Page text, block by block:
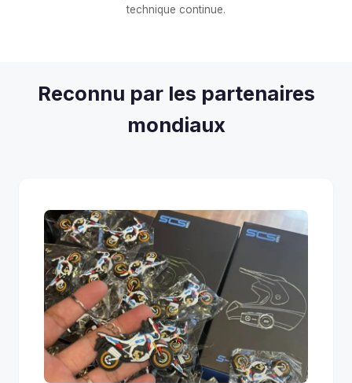
technique continue.
Reconnu par les partenaires
mondiaux